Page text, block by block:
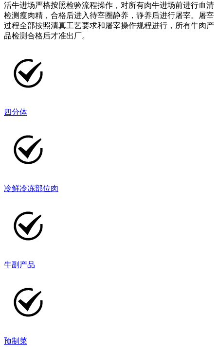
活牛进场严格按照检验流程操作，对所有肉牛进场前进行血清
检测瘦肉精，合格后进入待宰圈静养，静养后进行屠宰。屠宰
过程全部按照清真工艺要求和屠宰操作规程进行，所有牛肉产
品检测合格后才准出厂。
四分体
冷鲜冷冻部位肉
牛副产品
预制菜